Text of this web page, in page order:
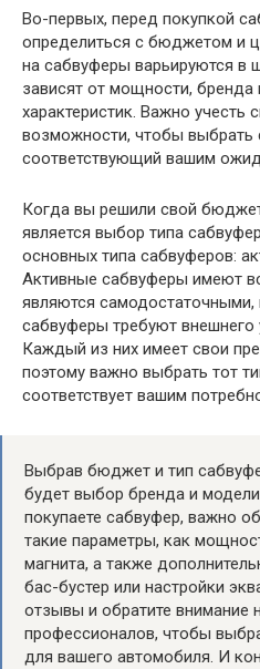
Во-первых, перед покупкой
определиться с бюджетом и
на сабвуферы варьируются в
зависят от мощности, бренда
характеристик. Важно учесть
возможности, чтобы выбрать
соответствующий вашим
Когда вы решили свой
является выбор типа
основных типа сабвуферов:
Активные сабвуферы имеют
являются самодостаточными,
сабвуферы требуют внешнего
Каждый из них имеет свои
поэтому важно выбрать тот
соответствует вашим
Выбрав бюджет и тип
будет выбор бренда и
покупаете сабвуфер, важно
такие параметры, как
магнита, а также
бас-бустер или настройки
отзывы и обратите внимание
профессионалов, чтобы
для вашего автомобиля. И